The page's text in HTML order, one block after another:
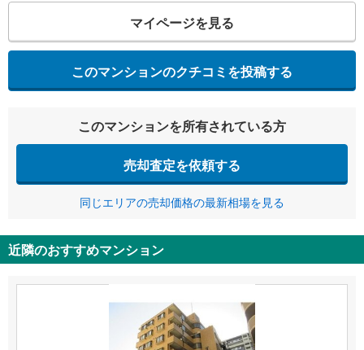
マイページを見る
このマンションのクチコミを投稿する
このマンションを所有されている方
売却査定を依頼する
同じエリアの売却価格の最新相場を見る
近隣のおすすめマンション